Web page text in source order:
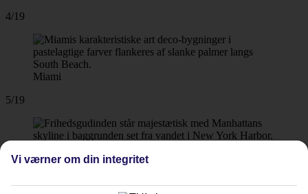
4/19
Miami
5/19
Vi værner om din integritet